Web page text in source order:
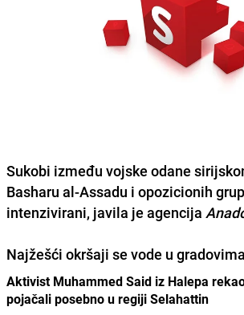
Sukobi između vojske odane
Basharu al-Assadu i opozicionih
intenzivirani, javila je agencija
Najžešći okršaji se vode u
Aktivist Muhammed Said iz Halepa
pojačali posebno u regiji Selahattin